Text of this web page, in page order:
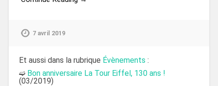
7 avril 2019
Et aussi dans la rubrique Évènements :
➫ Bon anniversaire La Tour Eiffel, 130 ans !
(03/2019)